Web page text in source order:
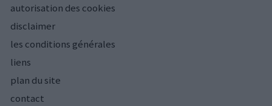
autorisation des cookies
disclaimer
les conditions générales
liens
plan du site
contact